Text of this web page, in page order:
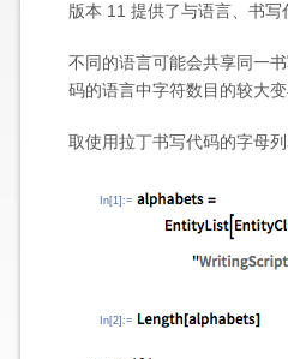
版本 11 提供了与语言、书
不同的语言可能会共享同一
码的语言中字符数目的较大
取使用拉丁书写代码的字母
In[1]:=
In[2]:=